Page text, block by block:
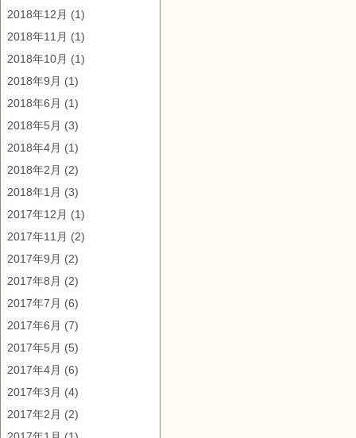
2018年12月 (1)
2018年11月 (1)
2018年10月 (1)
2018年9月 (1)
2018年6月 (1)
2018年5月 (3)
2018年4月 (1)
2018年2月 (2)
2018年1月 (3)
2017年12月 (1)
2017年11月 (2)
2017年9月 (2)
2017年8月 (2)
2017年7月 (6)
2017年6月 (7)
2017年5月 (5)
2017年4月 (6)
2017年3月 (4)
2017年2月 (2)